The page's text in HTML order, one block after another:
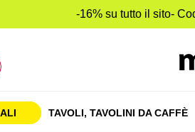
-16% su tutto il sito-
TAVOLI, TAVOLINI DA CAFFÈ